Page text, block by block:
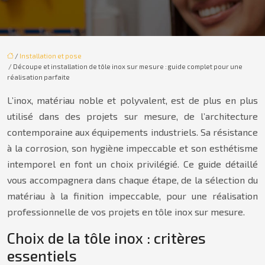
/ Installation et pose
/ Découpe et installation de tôle inox sur mesure : guide complet pour une
réalisation parfaite
L’inox, matériau noble et polyvalent, est de plus en plus
utilisé dans des projets sur mesure, de l’architecture
contemporaine aux équipements industriels. Sa résistance
à la corrosion, son hygiène impeccable et son esthétisme
intemporel en font un choix privilégié. Ce guide détaillé
vous accompagnera dans chaque étape, de la sélection du
matériau à la finition impeccable, pour une réalisation
professionnelle de vos projets en tôle inox sur mesure.
Choix de la tôle inox : critères
essentiels